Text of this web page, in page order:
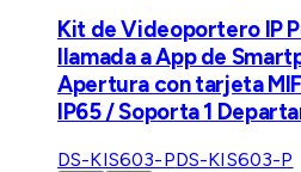
Kit de Videoportero IP
llamada a App de
Apertura con tarjeta
IP65 / Soporta 1
DS-KIS603-PDS-KIS603-P